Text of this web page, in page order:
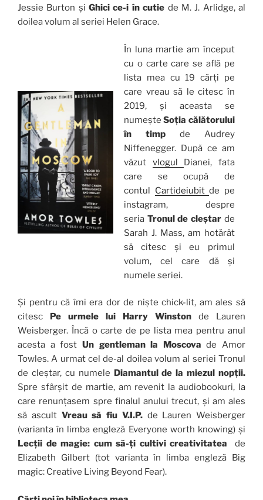
Jessie Burton șiGhici ce-i în cutie de M. J. Arlidge, al
doilea volum al seriei Helen Grace.
În luna martie am început
cu o carte care se află pe
lista mea cu 19 cărți pe
care vreau să le citesc în
2019, și aceasta se
numeșteSoția călătorului
în timpde Audrey
Niffenegger. După ce am
văzut vlogul Dianei, fata
care se ocupă de
contul Cartideiubitde pe
instagram, despre
seria Tronul de cleștar de
Sarah J. Mass, am hotărât
să citesc și eu primul
volum, cel care dă și
numele seriei.
Și pentru că îmi era dor de niște chick-lit, am ales să
citesc
Pe urmele lui Harry Winston de Lauren
Weisberger. Încă o carte de pe lista mea pentru anul
acesta a fost Un gentleman la Moscova de Amor
Towles. A urmat cel de-al doilea volum al seriei Tronul
de cleștar, cu numele
Diamantul de la miezul nopții.
Spre sfârșit de martie, am revenit la audiobookuri, la
care renunțasem spre finalul anului trecut, și am ales
să ascult Vreau să fiu V.I.P.de Lauren Weisberger
(varianta în limba engleză Everyone worth knowing) și
Lecții de magie: cum să-ți cultivi creativitatea
de
Elizabeth Gilbert (tot varianta în limba engleză Big
magic: Creative Living Beyond Fear).